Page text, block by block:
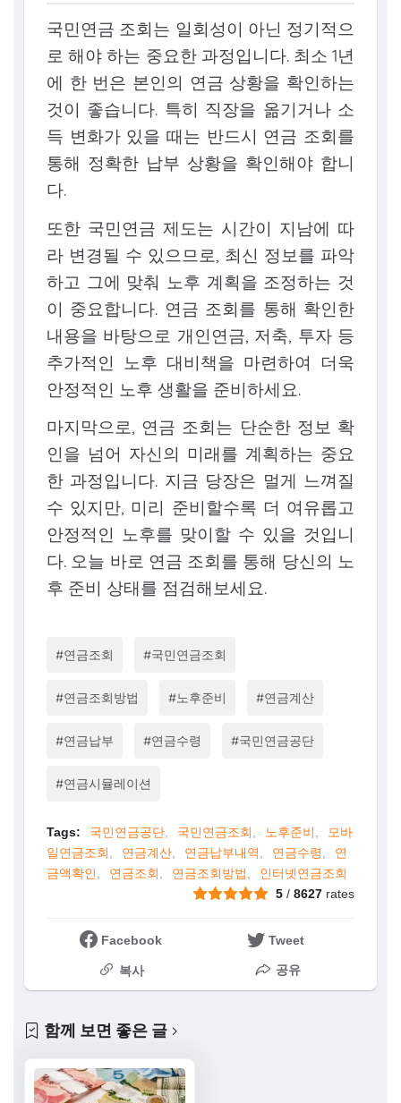
국민연금 조회는 일회성이 아닌 정기적으
로 해야 하는 중요한 과정입니다. 최소 1년
에 한 번은 본인의 연금 상황을 확인하는
것이 좋습니다. 특히 직장을 옮기거나 소
득 변화가 있을 때는 반드시 연금 조회를
통해 정확한 납부 상황을 확인해야 합니
다.
또한 국민연금 제도는 시간이 지남에 따
라 변경될 수 있으므로, 최신 정보를 파악
하고 그에 맞춰 노후 계획을 조정하는 것
이 중요합니다. 연금 조회를 통해 확인한
내용을 바탕으로 개인연금, 저축, 투자 등
추가적인 노후 대비책을 마련하여 더욱
안정적인 노후 생활을 준비하세요.
마지막으로, 연금 조회는 단순한 정보 확
인을 넘어 자신의 미래를 계획하는 중요
한 과정입니다. 지금 당장은 멀게 느껴질
수 있지만, 미리 준비할수록 더 여유롭고
안정적인 노후를 맞이할 수 있을 것입니
다. 오늘 바로 연금 조회를 통해 당신의 노
후 준비 상태를 점검해보세요.
#연금조회 #국민연금조회
#연금조회방법 #노후준비 #연금계산
#연금납부 #연금수령 #국민연금공단
#연금시뮬레이션
Tags: 국민연금공단 국민연금조회 노후준비
모바
일연금조회
연금계산 연금납부내역 연금수령
연
금액확인
연금조회 연금조회방법
인터넷연금조회
5 /8627 rates
Facebook Tweet
복사 공유
함께 보면 좋은 글